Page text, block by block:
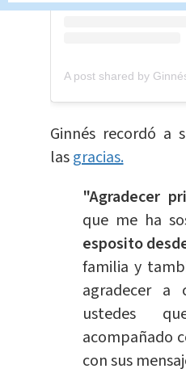
Ginnés recordó a
lasgracias.
"Agradecer
que me ha
esposito
familia y
agradecer a
ustedes
acompañado
con sus